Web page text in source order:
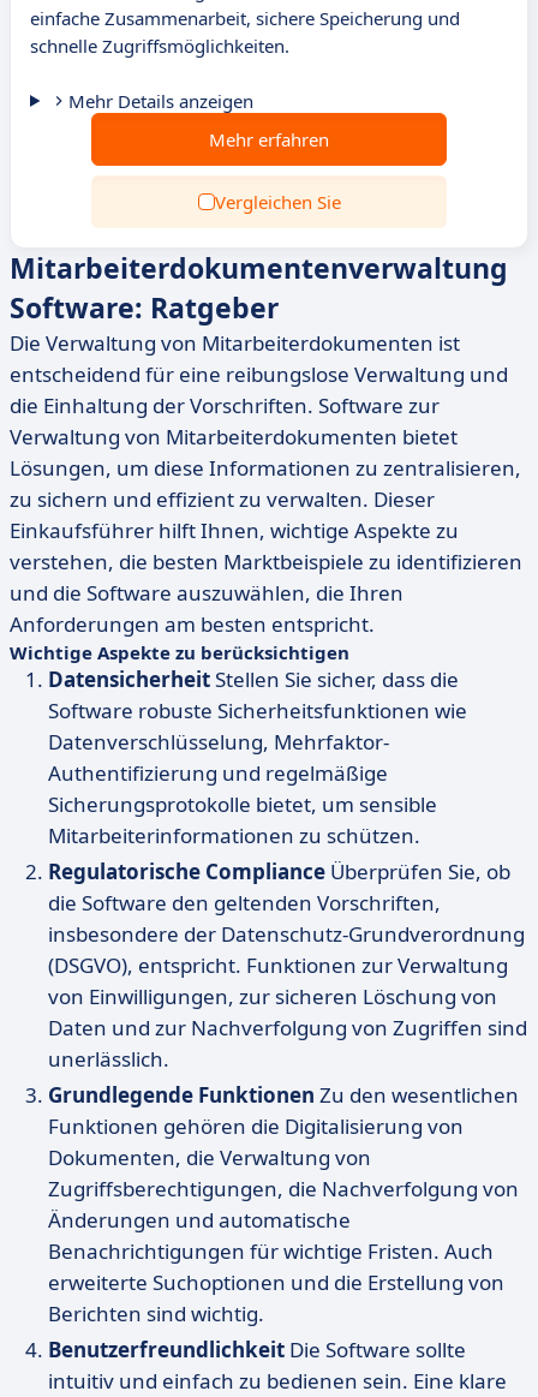
einfache Zusammenarbeit, sichere Speicherung und
schnelle Zugriffsmöglichkeiten.
Mehr Details anzeigen
Mehr erfahren
Vergleichen Sie
Mitarbeiterdokumentenverwaltung
Software: Ratgeber
Die Verwaltung von Mitarbeiterdokumenten ist
entscheidend für eine reibungslose Verwaltung und
die Einhaltung der Vorschriften. Software zur
Verwaltung von Mitarbeiterdokumenten bietet
Lösungen, um diese Informationen zu zentralisieren,
zu sichern und effizient zu verwalten. Dieser
Einkaufsführer hilft Ihnen, wichtige Aspekte zu
verstehen, die besten Marktbeispiele zu identifizieren
und die Software auszuwählen, die Ihren
Anforderungen am besten entspricht.
Wichtige Aspekte zu berücksichtigen
DatensicherheitStellen Sie sicher, dass die
Software robuste Sicherheitsfunktionen wie
Datenverschlüsselung, Mehrfaktor-
Authentifizierung und regelmäßige
Sicherungsprotokolle bietet, um sensible
Mitarbeiterinformationen zu schützen.
Regulatorische Compliance Überprüfen Sie, ob
die Software den geltenden Vorschriften,
insbesondere der Datenschutz-Grundverordnung
(DSGVO), entspricht. Funktionen zur Verwaltung
von Einwilligungen, zur sicheren Löschung von
Daten und zur Nachverfolgung von Zugriffen sind
unerlässlich.
Grundlegende Funktionen Zu den wesentlichen
Funktionen gehören die Digitalisierung von
Dokumenten, die Verwaltung von
Zugriffsberechtigungen, die Nachverfolgung von
Änderungen und automatische
Benachrichtigungen für wichtige Fristen. Auch
erweiterte Suchoptionen und die Erstellung von
Berichten sind wichtig.
Benutzerfreundlichkeit Die Software sollte
intuitiv und einfach zu bedienen sein. Eine klare